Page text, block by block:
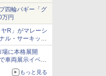
けバス
四輪バギー「グ
万円
R」がマレーシ
ル・サーキット
に本格展開
車両展示イベン
もっと見る